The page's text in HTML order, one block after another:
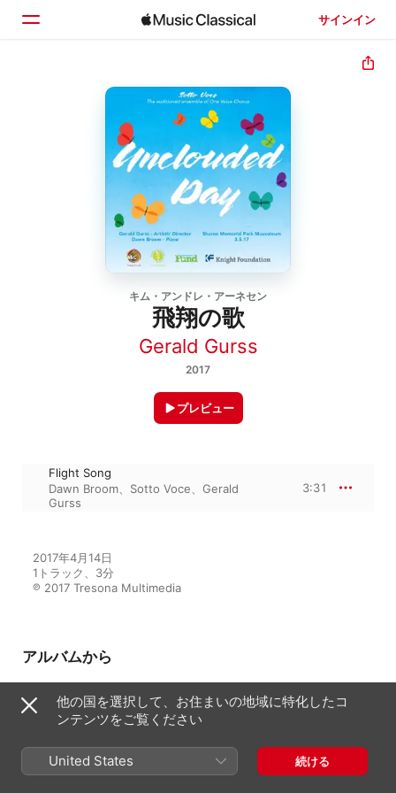
サインイン
キム・アンドレ・アーネセン
飛翔の歌
Gerald Gurss
2017
プレビュー
Flight Song
Dawn Broom
Sotto Voce
Gerald
Gurss
3:31
2017年4月14日
1トラック、3分
℗ 2017 Tresona Multimedia
アルバムから
Unclouded Day
Sotto Voce、Gerald Gurss
他の国を選択して、お住まいの地域に特化したコ
ンテンツをご覧ください
United States 続ける